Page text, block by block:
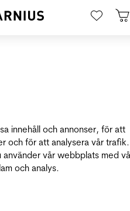
innehåll och annonser, för att
och för att analysera vår
vår webbplats med
och analys.